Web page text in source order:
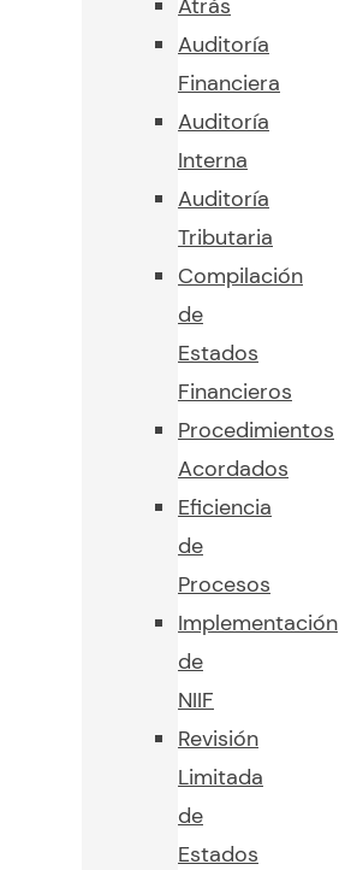
Atrás
Auditoría
Financiera
Auditoría
Interna
Auditoría
Tributaria
Compilación
de
Estados
Financieros
Procedimientos
Acordados
Eficiencia
de
Procesos
Implementación
de
NIIF
Revisión
Limitada
de
Estados